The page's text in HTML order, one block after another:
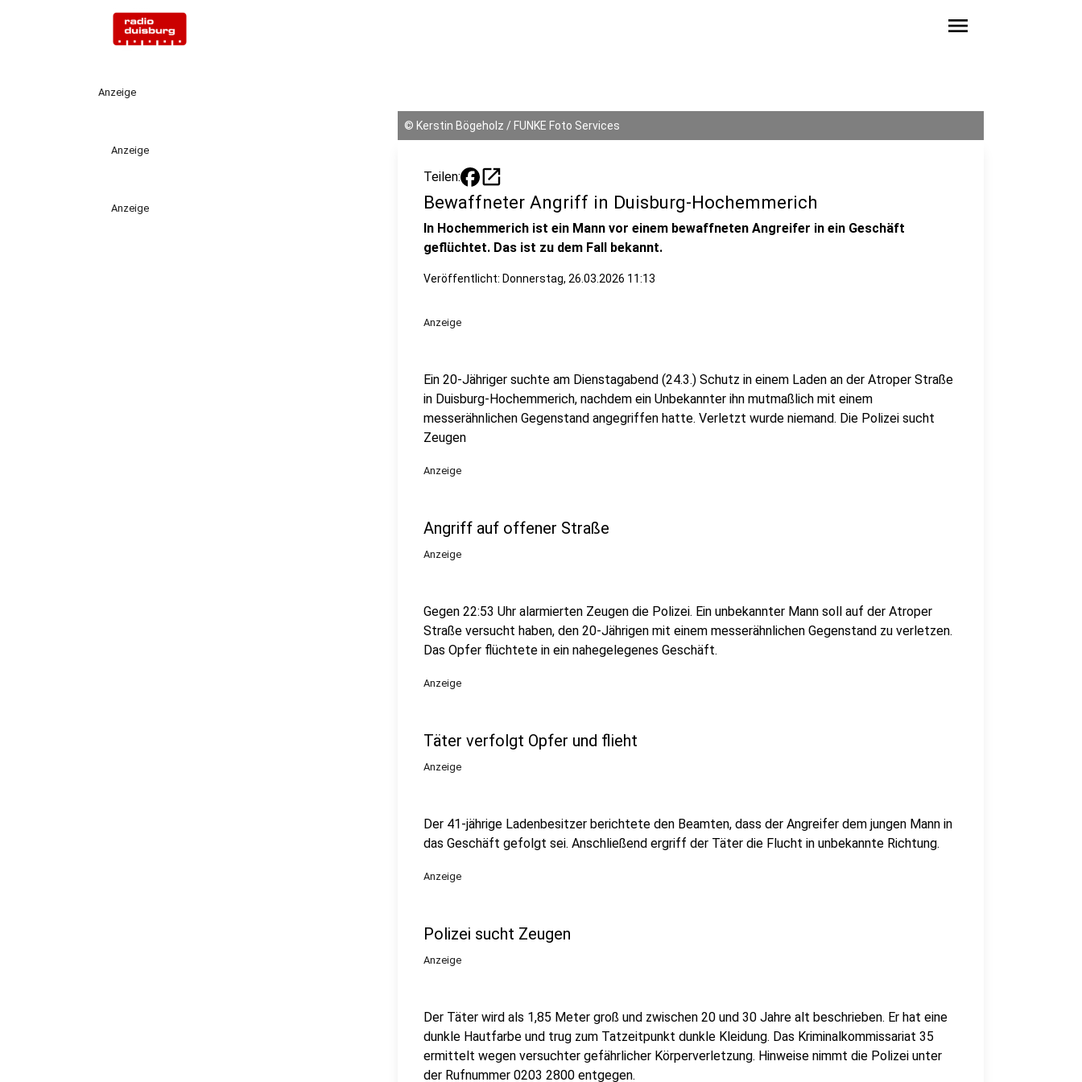
menu
Anzeige
Anzeige
Anzeige
© Kerstin Bögeholz / FUNKE Foto Services
Teilen: open_in_new
Bewaffneter Angriff in Duisburg-Hochemmerich
In Hochemmerich ist ein Mann vor einem bewaffneten Angreifer in ein Geschäft
geflüchtet. Das ist zu dem Fall bekannt.
Veröffentlicht: Donnerstag, 26.03.2026 11:13
Anzeige
Ein 20-Jähriger suchte am Dienstagabend (24.3.) Schutz in einem Laden an der Atroper Straße
in Duisburg-Hochemmerich, nachdem ein Unbekannter ihn mutmaßlich mit einem
messerähnlichen Gegenstand angegriffen hatte. Verletzt wurde niemand. Die Polizei sucht
Zeugen
Anzeige
Angriff auf offener Straße
Anzeige
Gegen 22:53 Uhr alarmierten Zeugen die Polizei. Ein unbekannter Mann soll auf der Atroper
Straße versucht haben, den 20-Jährigen mit einem messerähnlichen Gegenstand zu verletzen.
Das Opfer flüchtete in ein nahegelegenes Geschäft.
Anzeige
Täter verfolgt Opfer und flieht
Anzeige
Der 41-jährige Ladenbesitzer berichtete den Beamten, dass der Angreifer dem jungen Mann in
das Geschäft gefolgt sei. Anschließend ergriff der Täter die Flucht in unbekannte Richtung.
Anzeige
Polizei sucht Zeugen
Anzeige
Der Täter wird als 1,85 Meter groß und zwischen 20 und 30 Jahre alt beschrieben. Er hat eine
dunkle Hautfarbe und trug zum Tatzeitpunkt dunkle Kleidung. Das Kriminalkommissariat 35
ermittelt wegen versuchter gefährlicher Körperverletzung. Hinweise nimmt die Polizei unter
der Rufnummer 0203 2800 entgegen.